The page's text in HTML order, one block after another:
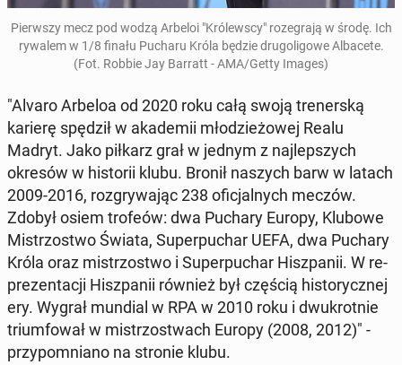
Pierw­szy mecz pod wodzą Arbeloi "Kró­lew­scy" ro­ze­gra­ją w środę. Ich
rywalem w 1/8 finału Pucharu Króla będzie dru­go­li­go­we Al­ba­ce­te.
(Fot. Robbie Jay Barratt - AMA/Getty Images)
"Alvaro Arbeloa od 2020 roku całą swoją tre­ner­ską
karierę spędził w aka­de­mii mło­dzie­żo­wej Realu
Madryt. Jako piłkarz grał w jednym z naj­lep­szych
okresów w hi­sto­rii klubu. Bronił naszych barw w latach
2009-2016, roz­gry­wa­jąc 238 ofi­cjal­nych meczów.
Zdobył osiem trofeów: dwa Puchary Europy, Klubowe
Mi­strzo­stwo Świata, Su­per­pu­char UEFA, dwa Puchary
Króla oraz mi­strzo­stwo i Su­per­pu­char Hisz­pa­nii. W re­
pre­zen­ta­cji Hisz­pa­nii również był częścią hi­sto­rycz­nej
ery. Wygrał mundial w RPA w 2010 roku i dwu­krot­nie
trium­fo­wał w mi­strzo­stwach Europy (2008, 2012)" -
przy­po­mnia­no na stronie klubu.